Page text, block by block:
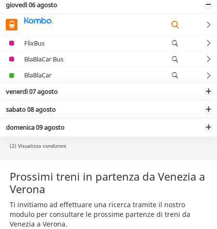
giovedì 06 agosto
FlixBus
BlaBlaCar Bus
BlaBlaCar
venerdì 07 agosto
sabato 08 agosto
domenica 09 agosto
(2) Visualizza condizioni
Prossimi treni in partenza da Venezia a
Verona
Ti invitiamo ad effettuare una ricerca tramite il nostro
modulo per consultare le prossime partenze di treni da
Venezia a Verona.